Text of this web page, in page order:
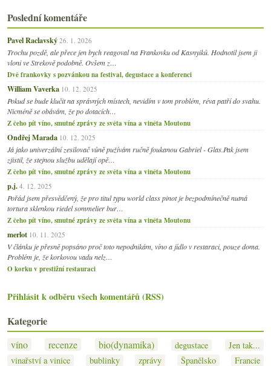
Poslední komentáře
Pavel Raclavský 26. 1. 2026
Trochu pozdě, ale přece jen bych reagoval na Frankovku od Kasnyiků. Hodnotil jsem ji
vloni ve Strekově podobně. Ovšem z…
Dvě frankovky s pozvánkou na festival, degustace a konferenci
William Vaverka 10. 12. 2025
Pokud se bude klučit na správných místech, nevidím v tom problém, réva patří do svahu.
Nicméně se obávám, že po dotacích…
Z čeho pít víno, smutné zprávy ze světa vína a viněta Moutonu
Ondřej Marada 10. 12. 2025
Já jako univerzální zesilovač vůně pužívám ručně foukanou Gabriel - Glas.Pak jsem
zjistil, že stejnou službu udělají opě…
Z čeho pít víno, smutné zprávy ze světa vína a viněta Moutonu
p.j. 4. 12. 2025
Pořád jsem přesvědčený, že pro titul typu world class pinot je bezpodmínečně nutná
tortura sklenkou riedel sommelier bur…
Z čeho pít víno, smutné zprávy ze světa vína a viněta Moutonu
merlot 10. 11. 2025
V článku je přesně popsáno proč toto nepodnikám, víno a jídlo v restaraci, pouze doma.
Problém je, že korkovou vadu nelz…
O korku v prestižní restauraci
Přihlásit k odběru všech komentářů (RSS)
Kategorie
víno recenze bio(dynamika) degustace
Jen tak...
vinařství a vinice
bublinky zprávy Španělsko Francie